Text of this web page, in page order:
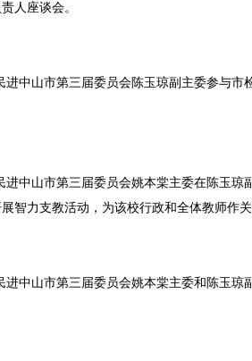
人座谈会。
中山市第三届委员会陈玉琼副主委参与市
中山市第三届委员会姚本棠主委在陈玉琼
智力支教活动，为该校行政和全体教师作
中山市第三届委员会姚本棠主委和陈玉琼